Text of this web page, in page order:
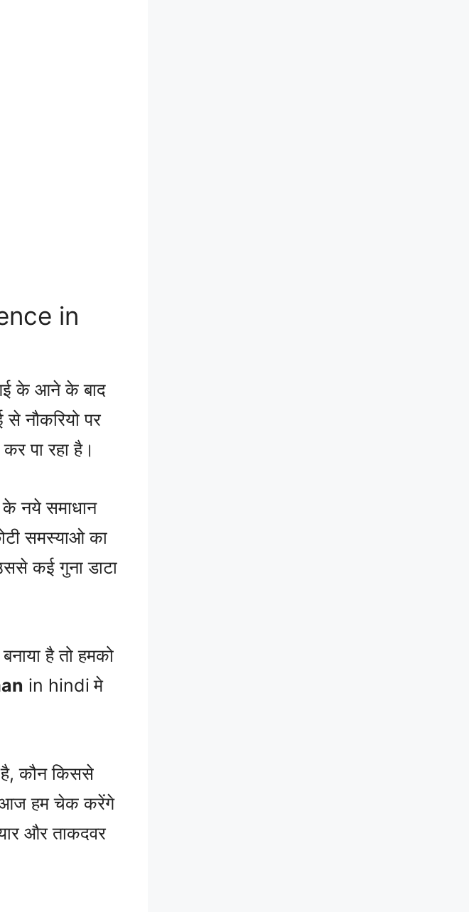
in
के आने के बाद
नौकरियो पर
पा रहा है।
नये समाधान
समस्याओ का
कई गुना डाटा
है तो हमको
in hindi मे
कौन किससे
आज हम चेक करेंगे
और ताकदवर